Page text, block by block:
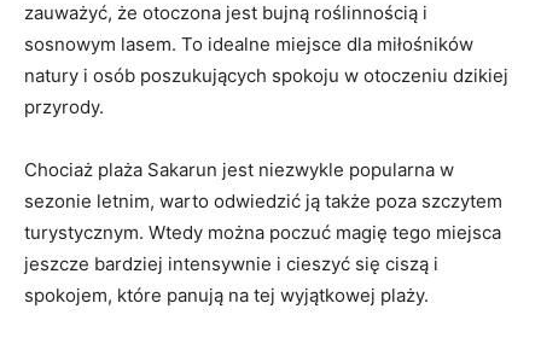
zauważyć,‌ że otoczona‌ jest bujną roślinnością i
sosnowym lasem. To idealne miejsce dla ⁢miłośników
⁢natury i osób poszukujących spokoju w otoczeniu dzikiej
przyrody.
Chociaż⁣ plaża Sakarun jest⁣ niezwykle popularna w⁤
sezonie ​letnim, ‍warto odwiedzić⁢ ją⁤ także ⁣poza szczytem
turystycznym. Wtedy można poczuć⁢ magię ‍tego⁤ miejsca
jeszcze‌ bardziej intensywnie i​ cieszyć się ciszą i
spokojem, które panują na tej wyjątkowej plaży.